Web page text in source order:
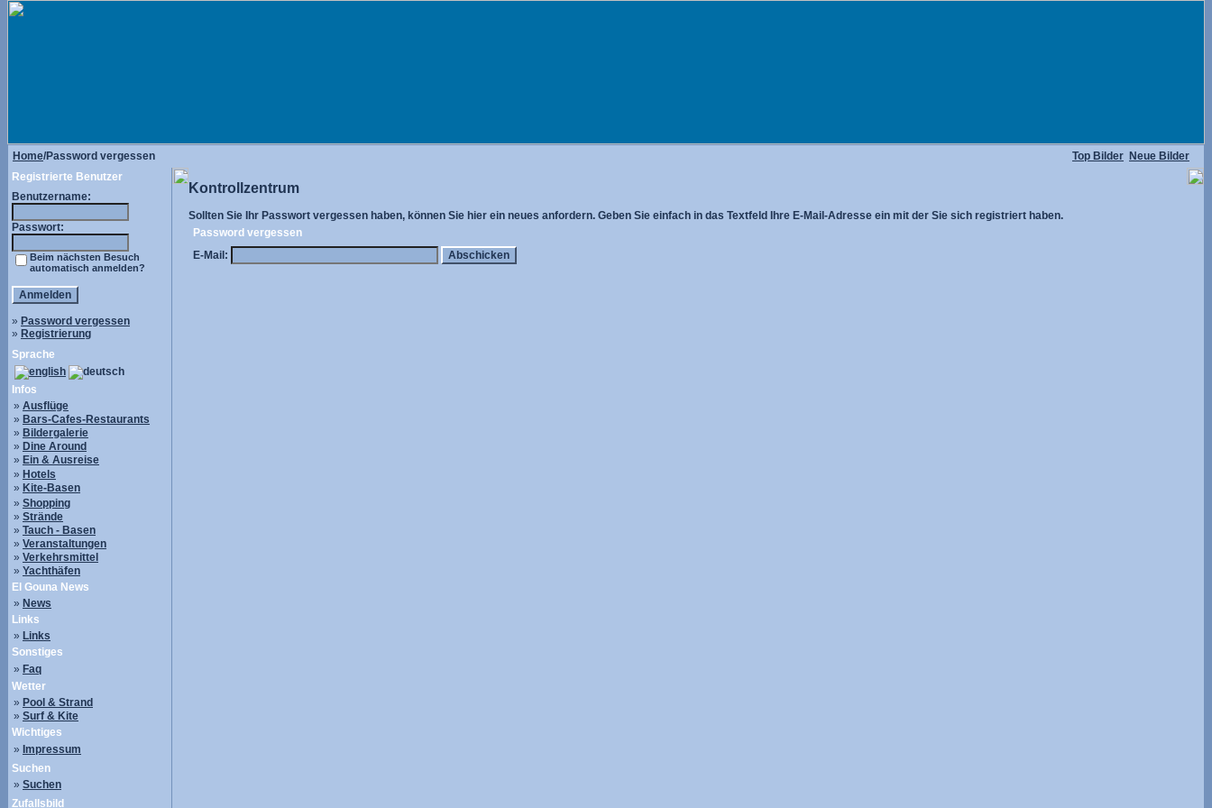
Home/Password vergessen Top Bilder Neue Bilder
Registrierte Benutzer
Benutzername:
Passwort:
Beim nächsten Besuch
automatisch anmelden?
» Password vergessen
» Registrierung
Sprache
Infos
» Ausflüge
» Bars-Cafes-Restaurants
» Bildergalerie
» Dine Around
» Ein & Ausreise
» Hotels
» Kite-Basen
» Shopping
» Strände
» Tauch - Basen
» Veranstaltungen
» Verkehrsmittel
» Yachthäfen
El Gouna News
» News
Links
» Links
Sonstiges
» Faq
Wetter
» Pool & Strand
» Surf & Kite
Wichtiges
» Impressum
Suchen
» Suchen
Zufallsbild
Kontrollzentrum
Sollten Sie Ihr Passwort vergessen haben, können Sie hier ein neues anfordern. Geben Sie einfach in das Textfeld Ihre E-Mail-Adresse ein mit der Sie sich registriert haben.
Password vergessen
E-Mail: